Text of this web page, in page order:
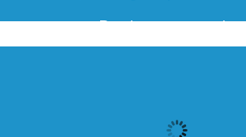
Pagina successivo